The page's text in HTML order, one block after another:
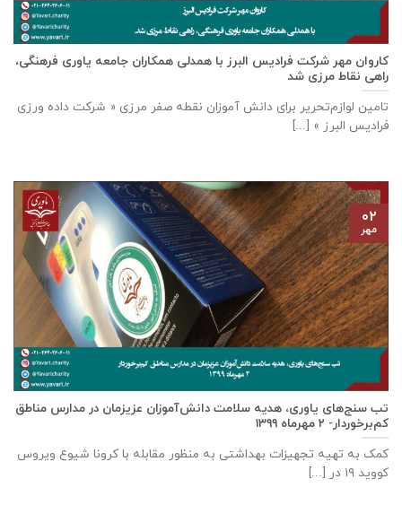
كاروان مهر شرکت فرادیس البرز با همدلی همکاران جامعه یاوری فرهنگی،
راهی نقاط مرزی شد
تامين لوازم‌تحرير برای دانش آموزان نقطه صفر مرزی « شرکت داده ورزی
فراديس البرز » [...]
تب سنج‌های یاوری، هدیه سلامت دانش‌آموزان عزیزمان در مدارس مناطق
کم‌برخوردار- ۲ مهرماه ۱۳۹۹
کمک به تهیه تجهیزات بهداشتی به منظور مقابله با کرونا شیوع ویروس
کووید ۱۹ در [...]
۰۲
مهر